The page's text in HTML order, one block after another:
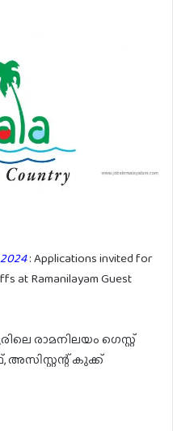
: Applications invited for
at Ramanilayam Guest
രാമനിലയം ഗെസ്റ്റ്
കുക്ക്